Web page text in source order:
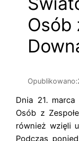
Osób
Opublikowano:
Dnia 21.
Osób z
również wzięli
Podczas